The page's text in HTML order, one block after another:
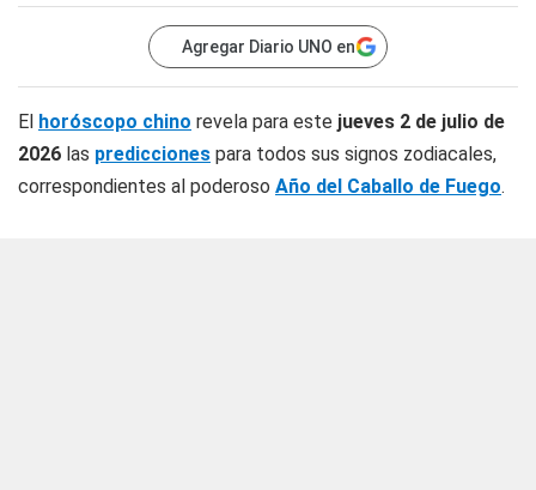
Agregar Diario UNO en
El horóscopo chino revela para este jueves 2 de julio de
2026 las predicciones para todos sus signos zodiacales,
correspondientes al poderoso Año del Caballo de Fuego.